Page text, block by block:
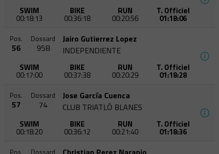
SWIM
00:18:13
BIKE
00:36:18
RUN
00:20:56
T. Officiel
01:18:06
Pos.
56
Dossard
958
Jairo Gutierrez Lopez
INDEPENDIENTE
SWIM
00:17:00
BIKE
00:37:38
RUN
00:20:29
T. Officiel
01:18:28
Pos.
57
Dossard
74
Jose García Cuenca
CLUB TRIATLÓ BLANES
SWIM
00:18:20
BIKE
00:36:12
RUN
00:21:40
T. Officiel
01:18:36
Pos. Dossard